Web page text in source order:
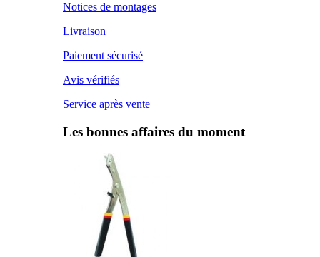
Notices de montages
Livraison
Paiement sécurisé
Avis vérifiés
Service après vente
Les bonnes affaires du moment